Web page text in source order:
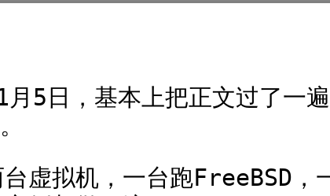
5日，基本上把正文过了
台虚拟机，一台跑FreeBSD